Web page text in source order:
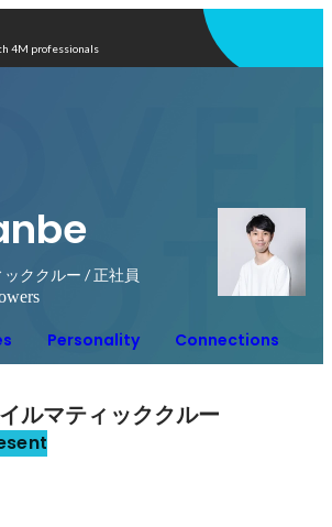
4M professionals
ククルー / 正社員
Personality Connections
ルマティッククルー